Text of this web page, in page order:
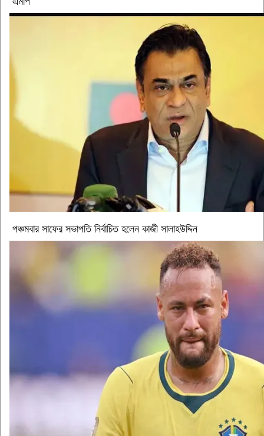
পঞ্চমবার সাফের সভাপতি নির্বাচিত হলেন কাজী সালাহউদ্দিন